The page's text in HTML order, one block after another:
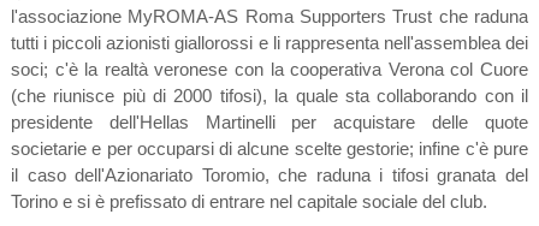
l'associazione MyROMA-AS Roma Supporters Trust che raduna
tutti i piccoli azionisti giallorossi e li rappresenta nell'assemblea dei
soci; c'è la realtà veronese con la cooperativa Verona col Cuore
(che riunisce più di 2000 tifosi), la quale sta collaborando con il
presidente dell'Hellas Martinelli per acquistare delle quote
societarie e per occuparsi di alcune scelte gestorie; infine c'è pure
il caso dell'Azionariato Toromio, che raduna i tifosi granata del
Torino e si è prefissato di entrare nel capitale sociale del club.